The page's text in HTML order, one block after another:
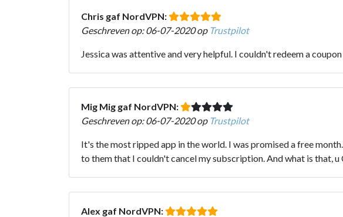
Chris gaf NordVPN:
Geschreven op: 06-07-2020 op Trustpilot
Jessica was attentive and very helpful. I couldn't redeem a
Mig Mig gaf NordVPN:
Geschreven op: 06-07-2020 op Trustpilot
It's the most ripped app in the world. I was promised a free
to them that I couldn't cancel my subscription. And what is that,
Alex gaf NordVPN: